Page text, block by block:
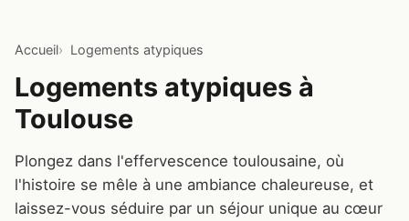
Accueil Logements atypiques
Logements atypiques à
Toulouse
Plongez dans l'effervescence toulousaine, où
l'histoire se mêle à une ambiance chaleureuse, et
laissez-vous séduire par un séjour unique au cœur